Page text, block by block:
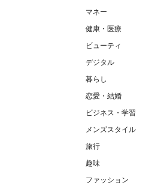
マネー
健康・医療
ビューティ
デジタル
暮らし
恋愛・結婚
ビジネス・学習
メンズスタイル
旅行
趣味
ファッション